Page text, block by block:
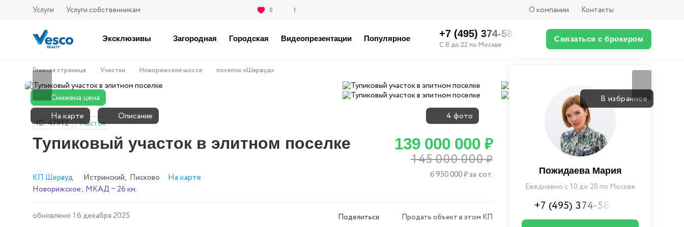
Услуги Услуги собственникам 0 1 О компании Контакты
Эксклюзивы Загородная Городская Видеопрезентации Популярное +7 (495) 374-58-XX
С 8 до 22 по Москве
Связаться с брокером
Главная страница Участки Новорижское шоссе поселок «Шервуд»
Снижена цена
В избранное
На карте
Описание 4 фото
ID: 47912 Участок
Тупиковый участок в элитном поселке 139 000 000 ₽
145 000 000₽
6 950 000₽за сот.
КП Шервуд Истринский, Писково На карте
Новорижское; МКАД ~ 26 км.
обновлено 16 декабря 2025 Поделиться Продать объект в этом КП
Пожидаева Мария
Ежедневно с 10 до 20 по Москве
+7 (495) 374-58-XX